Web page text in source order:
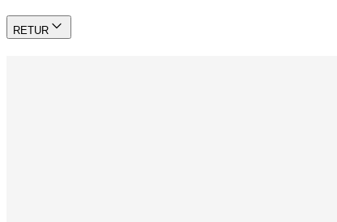
RETUR